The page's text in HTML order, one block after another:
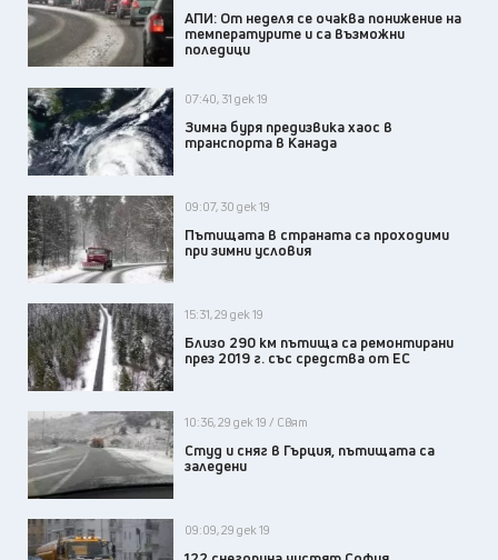
АПИ: От нeделя се очаква понижение на
температурите и са възможни
поледици
07:40, 31 дек 19
Зимна буря предизвика хаос в
транспорта в Канада
09:07, 30 дек 19
Пътищата в страната са проходими
при зимни условия
15:31, 29 дек 19
Близо 290 км пътища са ремонтирани
през 2019 г. със средства от ЕС
10:36, 29 дек 19 / Свят
Студ и сняг в Гърция, пътищата са
заледени
09:09, 29 дек 19